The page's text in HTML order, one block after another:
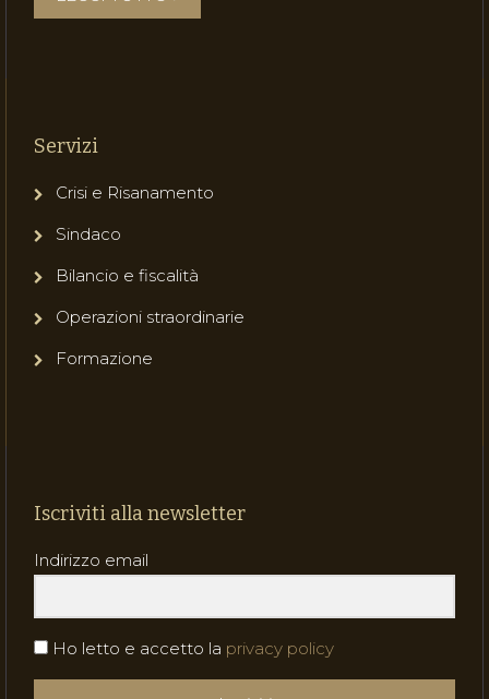
Servizi
Crisi e Risanamento
Sindaco
Bilancio e fiscalità
Operazioni straordinarie
Formazione
Iscriviti alla newsletter
Indirizzo email
Ho letto e accetto la privacy policy